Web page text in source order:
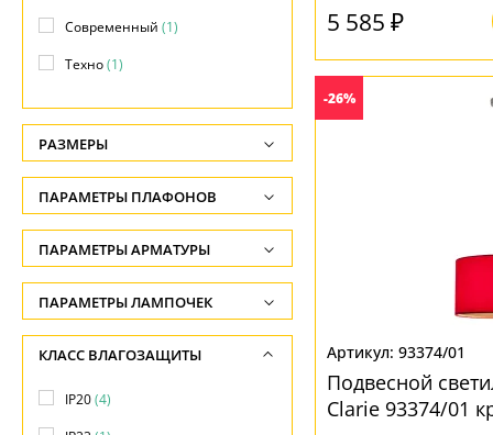
5 585 ₽
-26%
93374/01
Подвесной
Clarie 93374/01
Современный (1)
Техно(1)
РАЗМЕРЫ
Высота, см
-
Ширина, см
-
Диаметр, см
-
Длина, см
ПАРАМЕТРЫ ПЛАФОНОВ
ФОРМА ПЛАФОНА
Декоративный(1)
Конус(1)
ПОВЕРХНОСТЬ
Глянцевый
ПАРАМЕТРЫ АРМАТУРЫ
ЦВЕТ АРМАТУРЫ
Белый(1)
ПАРАМЕТРЫ ЛАМПОЧЕК
Количество ламп
-
Общая мощность ламп
КЛАСС ВЛАГОЗАЩИТЫ
IP20(4)